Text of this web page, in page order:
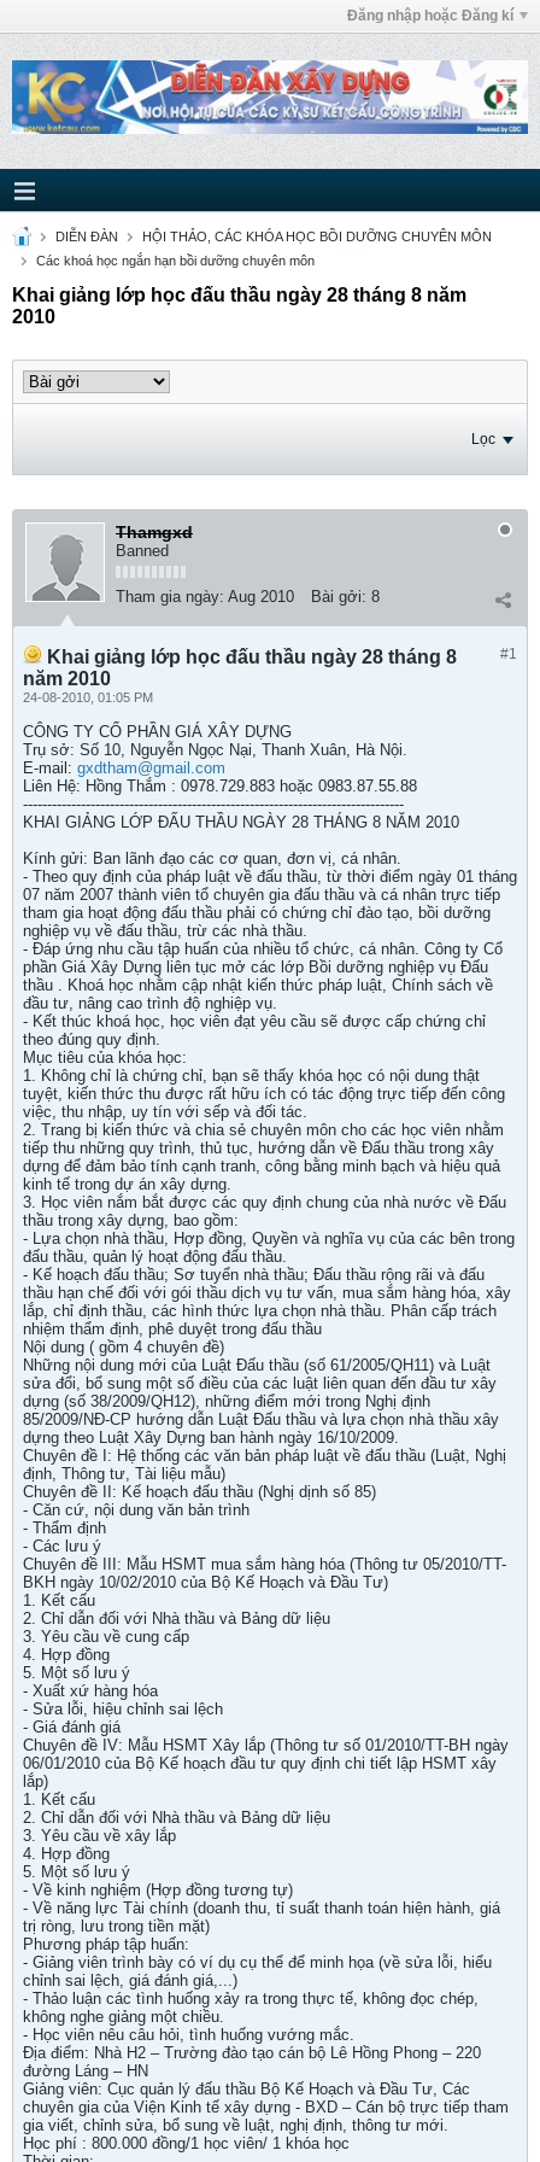
Đăng nhập hoặc Đăng kí
DIỄN ĐÀN
HỘI THẢO, CÁC KHÓA HỌC BỒI DƯỠNG CHUYÊN MÔN
Các khoá học ngắn hạn bồi dưỡng chuyên môn
Khai giảng lớp học đấu thầu ngày 28 tháng 8 năm
2010
Lọc
Thamgxd
Banned
Tham gia ngày: Aug 2010 Bài gởi: 8
#1
Khai giảng lớp học đấu thầu ngày 28 tháng 8
năm 2010
24-08-2010, 01:05 PM
CÔNG TY CỔ PHẦN GIÁ XÂY DỰNG
Trụ sở: Số 10, Nguyễn Ngọc Nại, Thanh Xuân, Hà Nội.
E-mail: gxdtham@gmail.com
Liên Hệ: Hồng Thắm : 0978.729.883 hoặc 0983.87.55.88
-------------------------------------------------------------------------------
KHAI GIẢNG LỚP ĐẤU THẦU NGÀY 28 THÁNG 8 NĂM 2010
Kính gửi: Ban lãnh đạo các cơ quan, đơn vị, cá nhân.
- Theo quy định của pháp luật về đấu thầu, từ thời điểm ngày 01 tháng
07 năm 2007 thành viên tổ chuyên gia đấu thầu và cá nhân trực tiếp
tham gia hoạt động đấu thầu phải có chứng chỉ đào tạo, bồi dưỡng
nghiệp vụ về đấu thầu, trừ các nhà thầu.
- Đáp ứng nhu cầu tập huấn của nhiều tổ chức, cá nhân. Công ty Cổ
phần Giá Xây Dựng liên tục mở các lớp Bồi dưỡng nghiệp vụ Đấu
thầu . Khoá học nhằm cập nhật kiến thức pháp luật, Chính sách về
đầu tư, nâng cao trình độ nghiệp vụ.
- Kết thúc khoá học, học viên đạt yêu cầu sẽ được cấp chứng chỉ
theo đúng quy định.
Mục tiêu của khóa học:
1. Không chỉ là chứng chỉ, bạn sẽ thấy khóa học có nội dung thật
tuyệt, kiến thức thu được rất hữu ích có tác động trực tiếp đến công
việc, thu nhập, uy tín với sếp và đối tác.
2. Trang bị kiến thức và chia sẻ chuyên môn cho các học viên nhằm
tiếp thu những quy trình, thủ tục, hướng dẫn về Đấu thầu trong xây
dựng để đảm bảo tính cạnh tranh, công bằng minh bạch và hiệu quả
kinh tế trong dự án xây dựng.
3. Học viên nắm bắt được các quy định chung của nhà nước về Đấu
thầu trong xây dựng, bao gồm:
- Lựa chọn nhà thầu, Hợp đồng, Quyền và nghĩa vụ của các bên trong
đấu thầu, quản lý hoạt động đấu thầu.
- Kế hoạch đấu thầu; Sơ tuyển nhà thầu; Đấu thầu rộng rãi và đấu
thầu hạn chế đối với gói thầu dịch vụ tư vấn, mua sắm hàng hóa, xây
lắp, chỉ định thầu, các hình thức lựa chọn nhà thầu. Phân cấp trách
nhiệm thẩm định, phê duyệt trong đấu thầu
Nội dung ( gồm 4 chuyên đề)
Những nội dung mới của Luật Đấu thầu (số 61/2005/QH11) và Luật
sửa đổi, bổ sung một số điều của các luật liên quan đến đầu tư xây
dựng (số 38/2009/QH12), những điểm mới trong Nghị định
85/2009/NĐ-CP hướng dẫn Luật Đấu thầu và lựa chọn nhà thầu xây
dựng theo Luật Xây Dựng ban hành ngày 16/10/2009.
Chuyên đề I: Hệ thống các văn bản pháp luật về đấu thầu (Luật, Nghị
định, Thông tư, Tài liệu mẫu)
Chuyên đề II: Kế hoạch đấu thầu (Nghị dịnh số 85)
- Căn cứ, nội dung văn bản trình
- Thẩm định
- Các lưu ý
Chuyên đề III: Mẫu HSMT mua sắm hàng hóa (Thông tư 05/2010/TT-
BKH ngày 10/02/2010 của Bộ Kế Hoạch và Đầu Tư)
1. Kết cấu
2. Chỉ dẫn đối với Nhà thầu và Bảng dữ liệu
3. Yêu cầu về cung cấp
4. Hợp đồng
5. Một số lưu ý
- Xuất xứ hàng hóa
- Sửa lỗi, hiệu chỉnh sai lệch
- Giá đánh giá
Chuyên đề IV: Mẫu HSMT Xây lắp (Thông tư số 01/2010/TT-BH ngày
06/01/2010 của Bộ Kế hoạch đầu tư quy định chi tiết lập HSMT xây
lắp)
1. Kết cấu
2. Chỉ dẫn đối với Nhà thầu và Bảng dữ liệu
3. Yêu cầu về xây lắp
4. Hợp đồng
5. Một số lưu ý
- Về kinh nghiệm (Hợp đồng tương tự)
- Về năng lực Tài chính (doanh thu, tỉ suất thanh toán hiện hành, giá
trị ròng, lưu trong tiền mặt)
Phương pháp tập huấn:
- Giảng viên trình bày có ví dụ cụ thể để minh họa (về sửa lỗi, hiểu
chỉnh sai lệch, giá đánh giá,...)
- Thảo luận các tình huống xảy ra trong thực tế, không đọc chép,
không nghe giảng một chiều.
- Học viên nêu câu hỏi, tình huống vướng mắc.
Địa điểm: Nhà H2 – Trường đào tạo cán bộ Lê Hồng Phong – 220
đường Láng – HN
Giảng viên: Cục quản lý đấu thầu Bộ Kế Hoạch và Đầu Tư, Các
chuyên gia của Viện Kinh tế xây dựng - BXD – Cán bộ trực tiếp tham
gia viết, chỉnh sửa, bổ sung về luật, nghị định, thông tư mới.
Học phí : 800.000 đồng/1 học viên/ 1 khóa học